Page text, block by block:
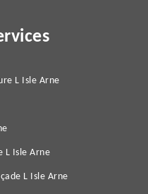
L Isle Arne
L Isle Arne
L Isle Arne